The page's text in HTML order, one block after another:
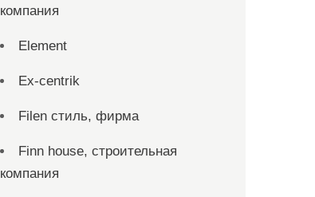
компания
Element
Ex-centrik
Filen стиль, фирма
Finn house, строительная
компания